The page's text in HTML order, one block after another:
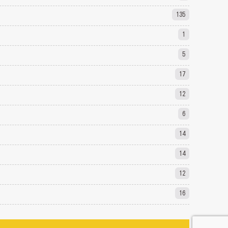
135
1
5
17
12
6
14
14
12
16